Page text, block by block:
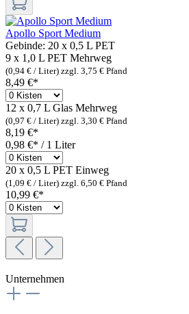
Apollo Sport Medium
Gebinde: 20 x 0,5 L PET
9 x 1,0 L PET Mehrweg
(0,94 € / Liter) zzgl. 3,75 € Pfand
8,49 €*
12 x 0,7 L Glas Mehrweg
(0,97 € / Liter) zzgl. 3,30 € Pfand
8,19 €*
0,98 €* / 1 Liter
20 x 0,5 L PET Einweg
(1,09 € / Liter) zzgl. 6,50 € Pfand
10,99 €*
Unternehmen